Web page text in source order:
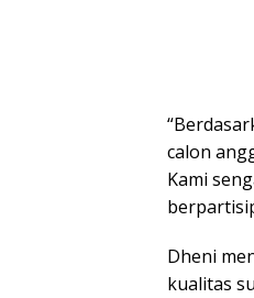
calon
Kami
Dheni
kualitas